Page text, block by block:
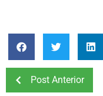
Post Anterior